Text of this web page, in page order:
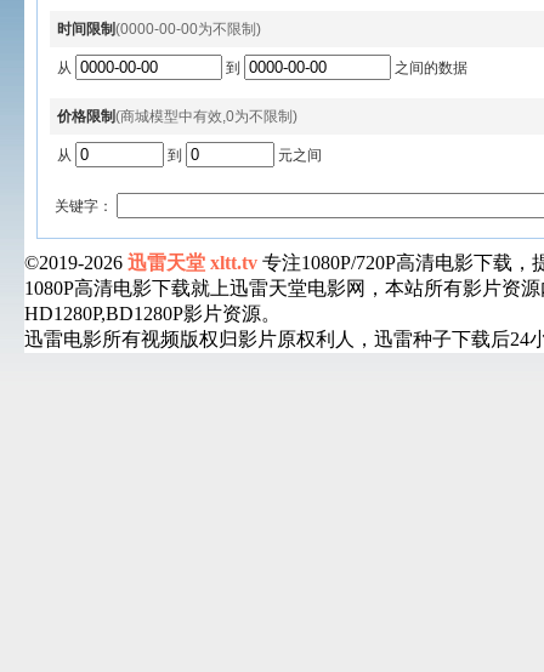
时间限制(0000-00-00为不限制)
从 到 之间的数据
价格限制(商城模型中有效,0为不限制)
从 到 元之间
关键字：
©2019-2026 迅雷天堂 xltt.tv 专注1080P/720P高清电影下载
1080P高清电影下载就上迅雷天堂电影网，本站所有影片资
HD1280P,BD1280P影片资源。
迅雷电影所有视频版权归影片原权利人，迅雷种子下载后